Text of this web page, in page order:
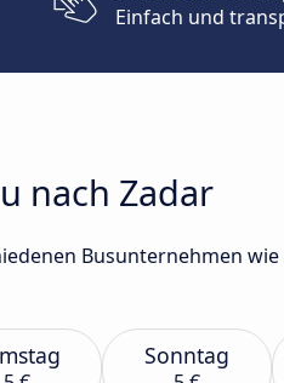
Einfach und
nach Zadar
Busunternehmen wie
Sonntag